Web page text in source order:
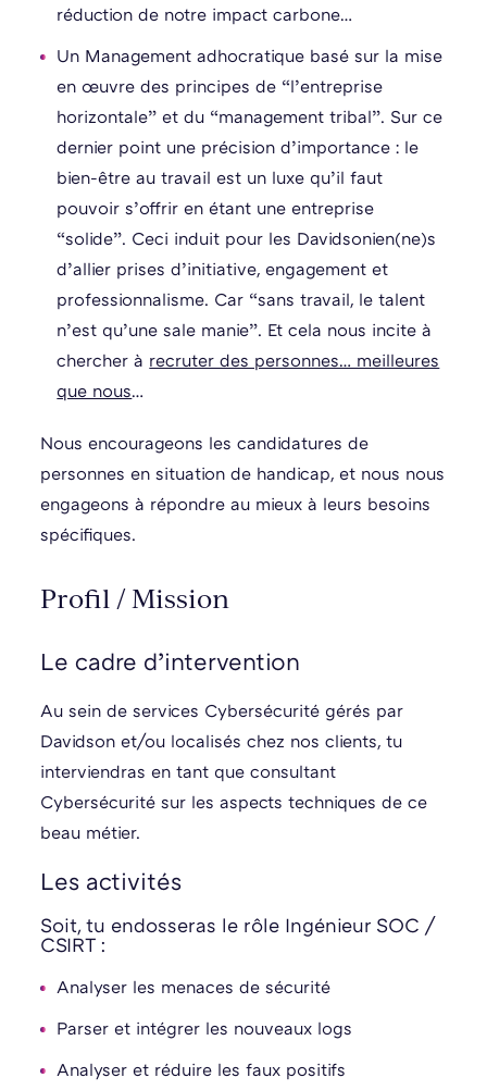
réduction de notre impact carbone…
Un Management adhocratique basé sur la mise
en œuvre des principes de “l’entreprise
horizontale” et du “management tribal”. Sur ce
dernier point une précision d’importance : le
bien-être au travail est un luxe qu’il faut
pouvoir s’offrir en étant une entreprise
“solide”. Ceci induit pour les Davidsonien(ne)s
d’allier prises d’initiative, engagement et
professionnalisme. Car “sans travail, le talent
n’est qu’une sale manie”. Et cela nous incite à
chercher à recruter des personnes… meilleures
que nous…
Nous encourageons les candidatures de
personnes en situation de handicap, et nous nous
engageons à répondre au mieux à leurs besoins
spécifiques.
Profil / Mission
Le cadre d’intervention
Au sein de services Cybersécurité gérés par
Davidson et/ou localisés chez nos clients, tu
interviendras en tant que consultant
Cybersécurité sur les aspects techniques de ce
beau métier.
Les activités
Soit, tu endosseras le rôle Ingénieur SOC /
CSIRT :
Analyser les menaces de sécurité
Parser et intégrer les nouveaux logs
Analyser et réduire les faux positifs